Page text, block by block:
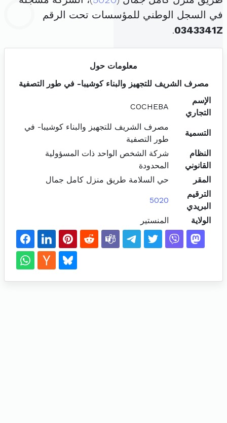
في السجل الوطني للمؤسسات تحت الرقم
0343341Z
.
معلومات حول
مصرف الشريف للتجهيز والبناء كوشيبا- في طور التصفية
الإسم
التجاري
COCHEBA
التسمية
مصرف الشريف للتجهيز والبناء كوشيبا- في
طور التصفية
النظام
القانوني
شركة الشخص الواحد ذات المسؤولية
المحدودة
المقر
حي السلامة طريق منزل كامل جمال
الترقيم
البريدي
5020
الولاية المنستير